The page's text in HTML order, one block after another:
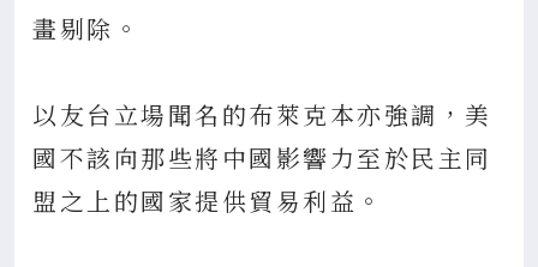
畫剔除。
以友台立場聞名的布萊克本亦強調，美
國不該向那些將中國影響力至於民主同
盟之上的國家提供貿易利益。